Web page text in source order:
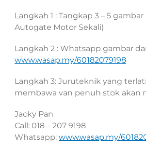
Langkah 1 : Tangkap 3 – 5 gambar
Autogate Motor Sekali)
Langkah 2 : Whatsapp gambar
www.wasap.my/60182079198
Langkah 3: Juruteknik yang
membawa van penuh stok akan
Jacky Pan
Call: 018 – 207 9198
Whatsapp: www.wasap.my/